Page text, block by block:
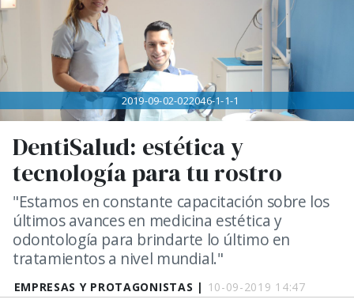
EMPRESAS Y PROTAGONISTAS | 10-09-2019 14:47
DentiSalud: estética y
tecnología para tu rostro
"Estamos en constante capacitación sobre los
últimos avances en medicina estética y
odontología para brindarte lo último en
tratamientos a nivel mundial."
2019-09-02-022046-1-1-1